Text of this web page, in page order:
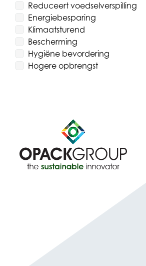
Reduceert voedselverspilling
Energiebesparing
Klimaatsturend
Bescherming
Hygiëne bevordering
Hogere opbrengst